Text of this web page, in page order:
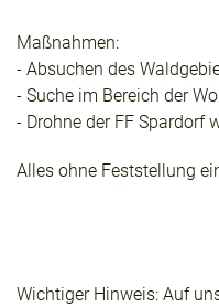
Maßnahmen:
- Absuchen des
- Suche im Bereich der
- Drohne der FF Spardorf
Alles ohne Feststellung
Wichtiger Hinweis: Auf